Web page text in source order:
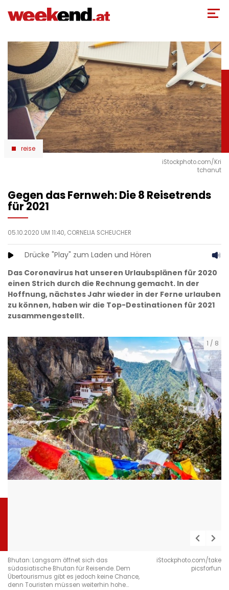
zum
reise
iStockphoto.com/Kri
tchanut
Gegen das Fernweh: Die 8 Reisetrends
für 2021
05.10.2020 UM 11:40, CORNELIA SCHEUCHER
Drücke "Play" zum Laden und Hören
Das Coronavirus hat unseren Urlaubsplänen für 2020
einen Strich durch die Rechnung gemacht. In der
Hoffnung, nächstes Jahr wieder in der Ferne urlauben
zu können, haben wir die Top-Destinationen für 2021
zusammengestellt.
1 / 8
Bhutan: Langsam öffnet sich das
südasiatische Bhutan für Reisende. Dem
Übertourismus gibt es jedoch keine Chance,
denn Touristen müssen weiterhin hohe…
iStockphoto.com/take
picsforfun